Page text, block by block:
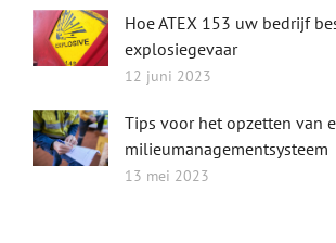
Hoe ATEX 153 uw bedrijf
explosiegevaar
12 juni 2023
Tips voor het opzetten van
milieumanagementsysteem
13 mei 2023